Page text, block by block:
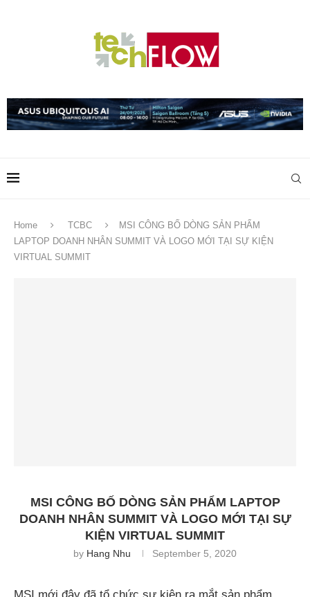
Home TCBC
MSI CÔNG BỐ DÒNG SẢN PHẨM
LAPTOP DOANH NHÂN SUMMIT VÀ LOGO MỚI TẠI SỰ KIỆN
VIRTUAL SUMMIT
MSI CÔNG BỐ DÒNG SẢN PHẨM LAPTOP
DOANH NHÂN SUMMIT VÀ LOGO MỚI TẠI SỰ
KIỆN VIRTUAL SUMMIT
by Hang Nhu September 5, 2020